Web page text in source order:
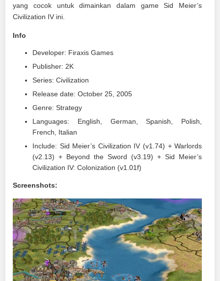
yang cocok untuk dimainkan dalam game Sid Meier’s
Civilization IV ini.
Info
Developer: Firaxis Games
Publisher: 2K
Series: Civilization
Release date: October 25, 2005
Genre: Strategy
Languages: English, German, Spanish, Polish,
French, Italian
Include: Sid Meier’s Civilization IV (v1.74) + Warlords
(v2.13) + Beyond the Sword (v3.19) + Sid Meier’s
Civilization IV: Colonization (v1.01f)
Screenshots: